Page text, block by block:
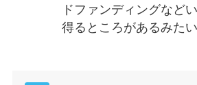
ドファンディングなど
得るところがあるみた